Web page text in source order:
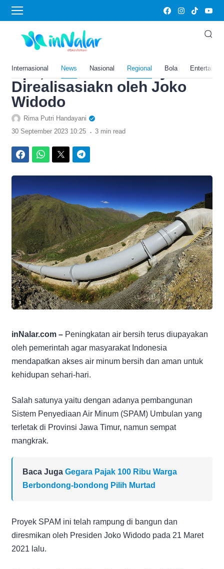
Internasional News Nasional Regional Bola
Home›News
Mangkrak Selama 40 Tahun,
SPAM Umbulan Senilai
Rp2,58 Triliun Akhirnya
Direalisasiakn oleh Joko
Widodo
Rima Putri Handayani
30 September 2023 10:25 . 3 min read
inNalar.com – Peningkatan air bersih terus diupayakan
oleh pemerintah agar masyarakat Indonesia
mendapatkan akses air minum bersih dan aman untuk
kehidupan sehari-hari.
Salah satunya yaitu dengan adanya pembangunan
Sistem Penyediaan Air Minum (SPAM) Umbulan yang
terletak di Provinsi Jawa Timur, namun sempat
mangkrak.
Baca Juga Gegara Pajak 100 Ribu Warga
Berbondong-bondong Pilih Murtad
Proyek SPAM ini telah rampung di bangun dan
diresmikan oleh Presiden Joko Widodo pada 21 Maret
2021 lalu.